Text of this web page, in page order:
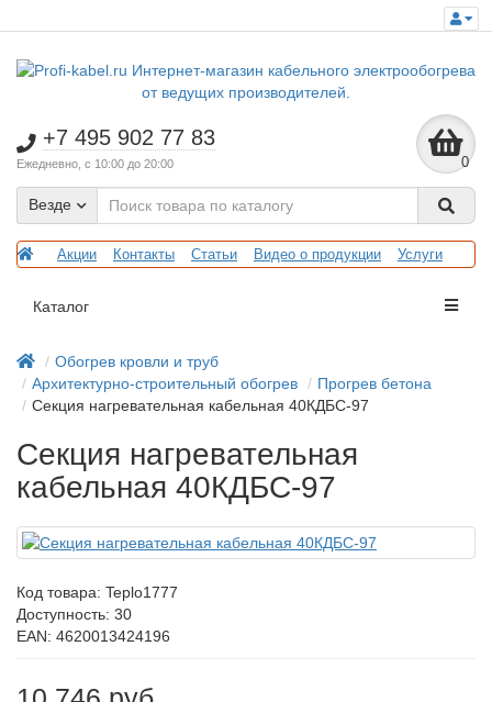
+7 495 902 77 83
Ежедневно, с 10:00 до 20:00 0
Везде
Акции Контакты Статьи Видео о продукции Услуги
Каталог
Обогрев кровли и труб
Архитектурно-строительный обогрев
Прогрев бетона
Секция нагревательная кабельная 40КДБС-97
Секция нагревательная
кабельная 40КДБС-97
Код товара: Teplo1777
Доступность: 30
EAN: 4620013424196